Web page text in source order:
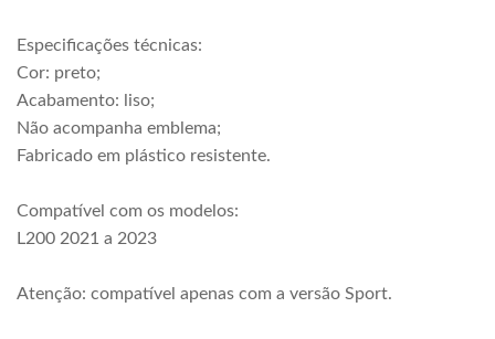
Especificações técnicas:
Cor: preto;
Acabamento: liso;
Não acompanha emblema;
Fabricado em plástico resistente.
Compatível com os modelos:
L200 2021 a 2023
Atenção: compatível apenas com a versão Sport.